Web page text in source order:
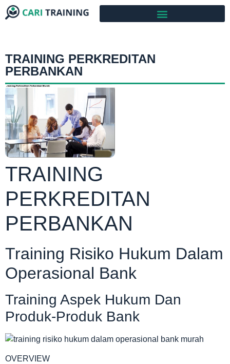
TRAINING PERKREDITAN
PERBANKAN
TRAINING
PERKREDITAN
PERBANKAN
Training Risiko Hukum Dalam
Operasional Bank
Training Aspek Hukum Dan
Produk-Produk Bank
OVERVIEW